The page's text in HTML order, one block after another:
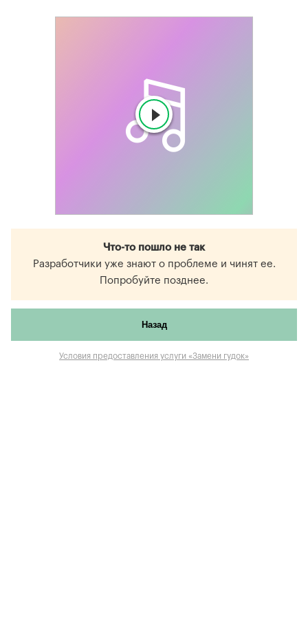
Что-то пошло не так
Разработчики уже знают о проблеме и чинят ее.
Попробуйте позднее.
Назад
Условия предоставления услуги «Замени гудок»